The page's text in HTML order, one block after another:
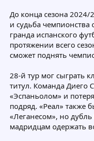
До конца сезона 2024/
и судьба чемпионства
гранда испанского
протяжении всего
сможет поднять
28-й тур мог сыграть
титул. Команда Диего
«Эспаньолом» и
подряд. «Реал» также
«Леганесом», но
мадридцам одержать